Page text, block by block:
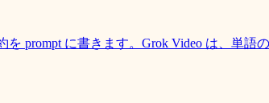
prompt に書きます。Grok Video は、単語